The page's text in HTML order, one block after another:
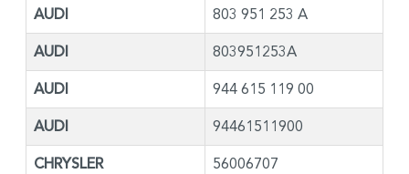
AUDI 803 951 253 A
AUDI 803951253A
AUDI 944 615 119 00
AUDI 94461511900
CHRYSLER 56006707